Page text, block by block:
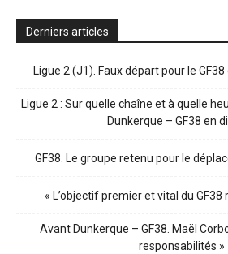
Derniers articles
Ligue 2 (J1). Faux départ pour le
Ligue 2 : Sur quelle chaîne et à quelle
Dunkerque – GF38 en
GF38. Le groupe retenu pour le
« L’objectif premier et vital du
Avant Dunkerque – GF38. Maël
responsabilités »